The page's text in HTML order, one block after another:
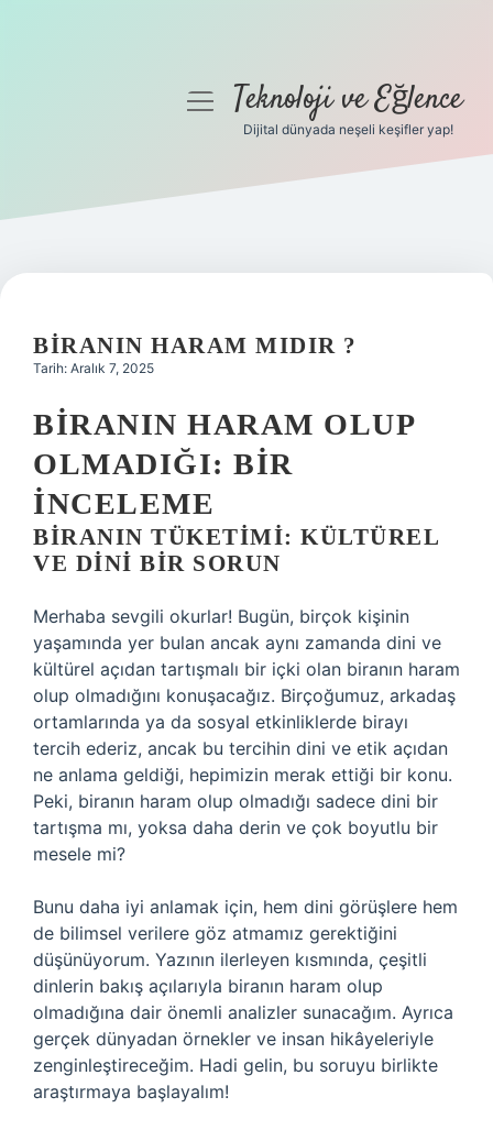
Gizlilik Politikası
Yasal Uyarı
menüyüTeknoloji ve Eğlence
Dijital dünyada neşeli keşifler yap!
BIRANIN HARAM MIDIR ?
Tarih: Aralık 7, 2025
BIRANIN HARAM OLUP
OLMADIĞI: BIR
İNCELEME
BIRANIN TÜKETIMI: KÜLTÜREL
VE DINI BIR SORUN
Merhaba sevgili okurlar! Bugün, birçok kişinin
yaşamında yer bulan ancak aynı zamanda dini ve
kültürel açıdan tartışmalı bir içki olan biranın haram
olup olmadığını konuşacağız. Birçoğumuz, arkadaş
ortamlarında ya da sosyal etkinliklerde birayı
tercih ederiz, ancak bu tercihin dini ve etik açıdan
ne anlama geldiği, hepimizin merak ettiği bir konu.
Peki, biranın haram olup olmadığı sadece dini bir
tartışma mı, yoksa daha derin ve çok boyutlu bir
mesele mi?
Bunu daha iyi anlamak için, hem dini görüşlere hem
de bilimsel verilere göz atmamız gerektiğini
düşünüyorum. Yazının ilerleyen kısmında, çeşitli
dinlerin bakış açılarıyla biranın haram olup
olmadığına dair önemli analizler sunacağım. Ayrıca
gerçek dünyadan örnekler ve insan hikâyeleriyle
zenginleştireceğim. Hadi gelin, bu soruyu birlikte
araştırmaya başlayalım!